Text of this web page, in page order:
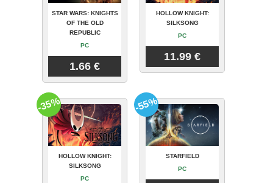
STAR WARS: KNIGHTS
OF THE OLD
REPUBLIC
PC
1.66 €
HOLLOW KNIGHT:
SILKSONG
PC
11.99 €
HOLLOW KNIGHT:
SILKSONG
PC
-35%
STARFIELD
PC
-55%